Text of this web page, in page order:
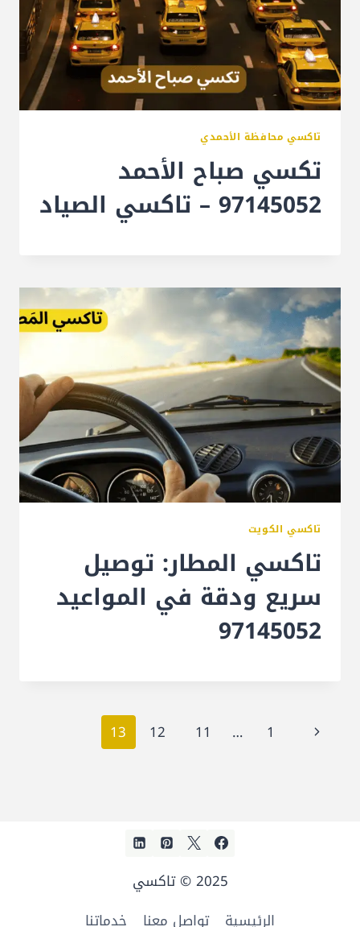
تاكسي محافظة الأحمدي
تكسي صباح الأحمد
97145052 – تاكسي الصياد
تاكسي الكويت
تاكسي المطار: توصيل
سريع ودقة في المواعيد
97145052
تنقل
الصفحة
1
…
11
12
13
2025 © تاكسي
الرئيسية
تواصل معنا خدماتنا